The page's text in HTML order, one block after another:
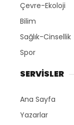
Çevre-Ekoloji
Bilim
Sağlık-Cinsellik
Spor
SERVİSLER
Ana Sayfa
Yazarlar